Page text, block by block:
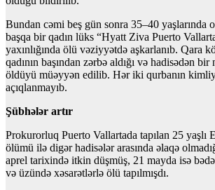
Bundan cəmi beş gün sonra 35–40 yaşlarında
başqa bir qadın lüks “Hyatt Ziva Puerto
yaxınlığında ölü vəziyyətdə aşkarlanıb. Qara
qadının başından zərbə aldığı və hadisədən bir
öldüyü müəyyən edilib. Hər iki qurbanın
açıqlanmayıb.
Şübhələr artır
Prokurorluq Puerto Vallartada tapılan 25 yaşlı
ölümü ilə digər hadisələr arasında əlaqə
aprel tarixində itkin düşmüş, 21 mayda isə
və üzündə xəsarətlərlə ölü tapılmışdı.